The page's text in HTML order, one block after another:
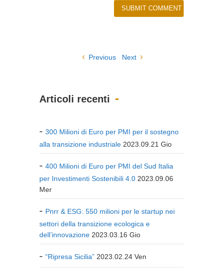
Previous Next
Articoli recenti
300 Milioni di Euro per PMI per il sostegno
alla transizione industriale 2023.09.21 Gio
400 Milioni di Euro per PMI del Sud Italia
per Investimenti Sostenibili 4.0 2023.09.06
Mer
Pnrr & ESG: 550 milioni per le startup nei
settori della transizione ecologica e
dell’innovazione 2023.03.16 Gio
“Ripresa Sicilia” 2023.02.24 Ven